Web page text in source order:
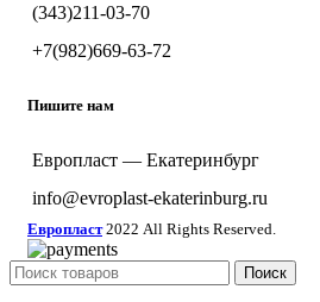
(343)211-03-70
+7(982)669-63-72
Пишите нам
Европласт — Екатеринбург
info@evroplast-ekaterinburg.ru
Европласт 2022 All Rights Reserved.
Поиск